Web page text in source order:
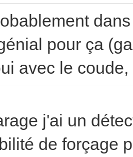
pour ça
avec le coude,
j'ai un
de forçage